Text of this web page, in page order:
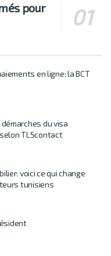
pour
en ligne: la BCT
du visa
TLScontact
voici ce qui change
tunisiens